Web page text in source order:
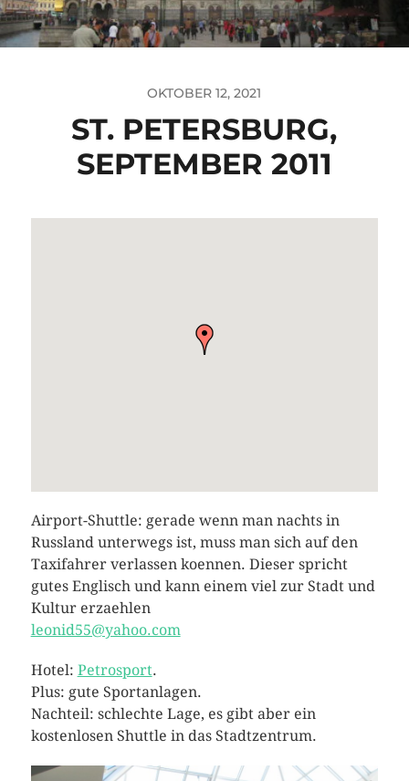
OKTOBER 12, 2021
ST. PETERSBURG,
SEPTEMBER 2011
Airport-Shuttle: gerade wenn man nachts in
Russland unterwegs ist, muss man sich auf den
Taxifahrer verlassen koennen. Dieser spricht
gutes Englisch und kann einem viel zur Stadt und
Kultur erzaehlen
leonid55@yahoo.com
Hotel: Petrosport.
Plus: gute Sportanlagen.
Nachteil: schlechte Lage, es gibt aber ein
kostenlosen Shuttle in das Stadtzentrum.